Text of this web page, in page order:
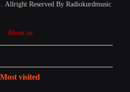
Allright Reserved By Radiokurdmusic
About us
Most visited